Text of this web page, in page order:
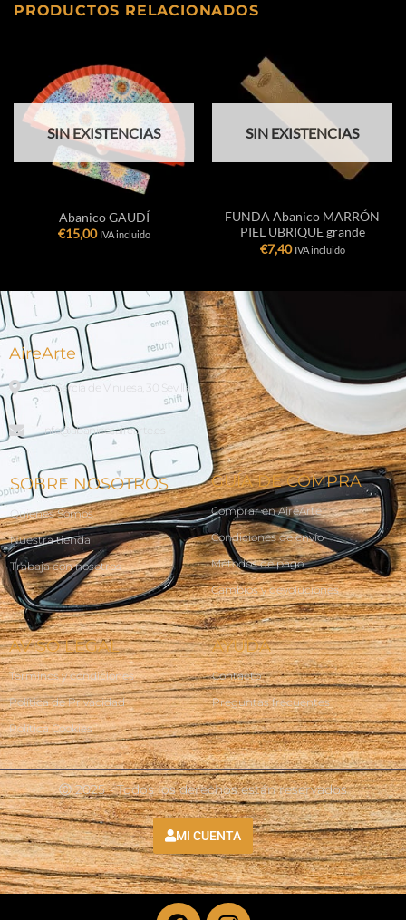
PRODUCTOS RELACIONADOS
SIN EXISTENCIAS
Abanico GAUDÍ
€15,00 IVA incluido
SIN EXISTENCIAS
FUNDA Abanico MARRÓN
PIEL UBRIQUE grande
€7,40 IVA incluido
AireArte
C/ García de Vinuesa, 30 Sevilla
info@abanicosairearte.es
SOBRE NOSOTROS
Quienes Somos
Nuestra tienda
Trabaja con nosotros
GUÍA DE COMPRA
Comprar en AireArte
Condiciones de envío
Métodos de pago
Cambios y devoluciones
AVISO LEGAL
Terminos y condiciones
Política de Privacidad
Política Cookies
AYUDA
Contacto
Preguntas frecuentes
Ⓒ 2025 - Todos los derechos están reservados
MI CUENTA